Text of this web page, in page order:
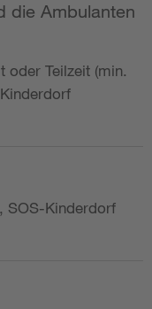
die Ambulanten
oder Teilzeit (min.
SOS-Kinderdorf